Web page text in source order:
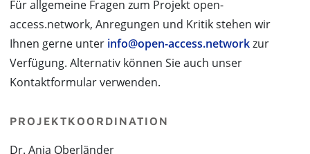
Für allgemeine Fragen zum Projekt open-
access.network, Anregungen und Kritik stehen wir
Ihnen gerne unter info@open-access.networkzur
Verfügung. Alternativ können Sie auch unser
Kontaktformular verwenden.
PROJEKTKOORDINATION
Dr. Anja Oberländer